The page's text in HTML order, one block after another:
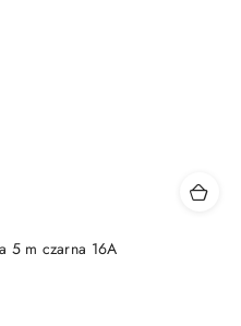
5 m czarna 16A